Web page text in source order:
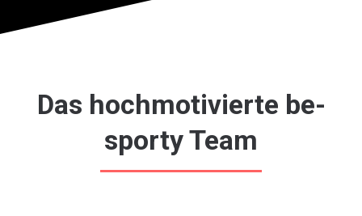
Das hochmotivierte be-
sporty Team